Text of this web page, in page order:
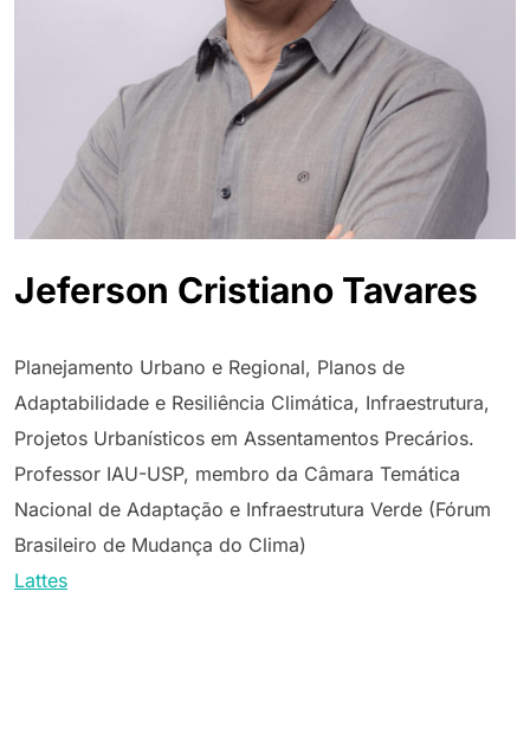
Jeferson Cristiano Tavares
Planejamento Urbano e Regional, Planos de
Adaptabilidade e Resiliência Climática, Infraestrutura,
Projetos Urbanísticos em Assentamentos Precários.
Professor IAU-USP, membro da Câmara Temática
Nacional de Adaptação e Infraestrutura Verde (Fórum
Brasileiro de Mudança do Clima)
Lattes